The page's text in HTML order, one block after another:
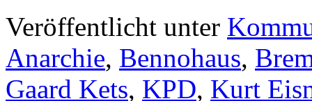
Veröffentlicht unter
Anarchie, Bennohaus,
Gaard Kets, KPD, Kurt